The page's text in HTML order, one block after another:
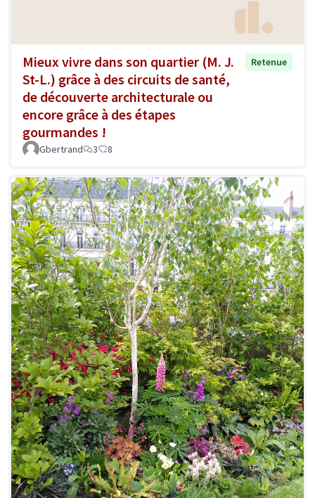
Mieux vivre dans son quartier (M. J.
St-L.) grâce à des circuits de santé,
de découverte architecturale ou
encore grâce à des étapes
gourmandes !
Retenue
Gbertrand 3 8